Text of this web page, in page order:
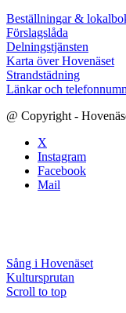
Beställningar &
Förslagslåda
Delningstjänsten
Karta över Hovenäset
Strandstädning
Länkar och
@ Copyright -
X
Instagram
Facebook
Mail
Sång i Hovenäset
Kultursprutan
Scroll to top